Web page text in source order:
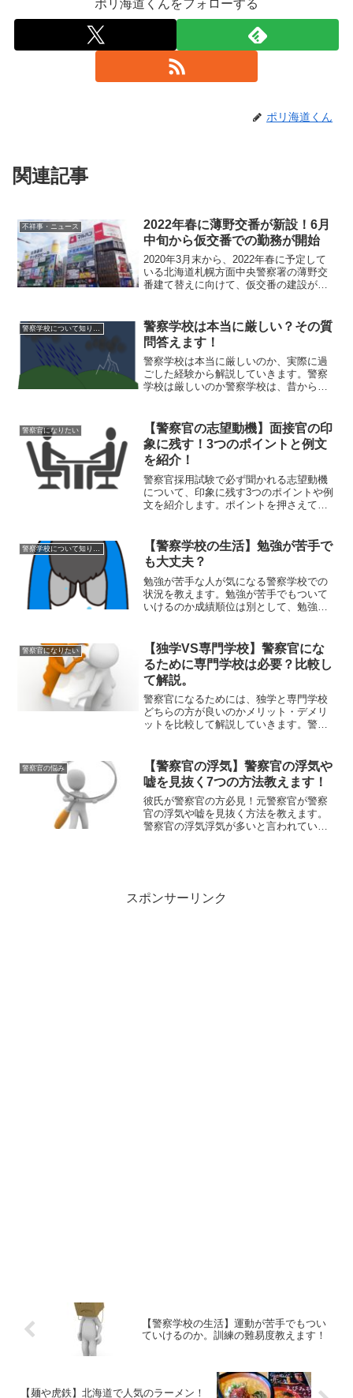
ポリ海道くんをフォローする
ポリ海道くん
関連記事
不祥事・ニュース
2022年春に薄野交番が新設！6月
中旬から仮交番での勤務が開始
2020年3月末から、2022年春に予定して
いる北海道札幌方面中央警察署の薄野交
番建て替えに向けて、仮交番の建設が進
警察署の薄野交番建て替えに向けて、仮
交番の建...
警察学校は本当に厳しい？その質
問答えます！
警察学校は本当に厳しいのか、実際に過
ごした経験から解説していきます。警察
学校は厳しいのか警察学校は、昔から地
気になりますよね。そこで、私が実際に
経験して感じたことなどを...
警察官になりたい
【警察官の志望動機】面接官の印
象に残す！3つのポイントと例文
を紹介！
警察官採用試験で必ず聞かれる志望動機
について、印象に残す3つのポイントや例
文を紹介します。ポイントを押さえてラ
おいて志望動機は、履歴書の記載と面接
時に必要になります。...
【警察学校の生活】勉強が苦手で
も大丈夫？
勉強が苦手な人が気になる警察学校での
状況を教えます。勉強が苦手でもついて
いけるのか成績順位は別として、勉強が
主に法律の知識や職務の執行方法を学ぶ
程度であり、複雑な数学の...
警察官になりたい
【独学VS専門学校】警察官にな
るために専門学校は必要？比較し
て解説。
警察官になるためには、独学と専門学校
どちらの方が良いのかメリット・デメリ
ットを比較して解説していきます。警察
格がなくても警察官になれます。そのた
め、前科があったり、規定...
警察官の悩み
【警察官の浮気】警察官の浮気や
嘘を見抜く7つの方法教えます！
彼氏が警察官の方必見！元警察官が警察
官の浮気や嘘を見抜く方法を教えます。
警察官の浮気浮気が多いと言われている
スポンサーリンク
【警察学校の生活】運動が苦手でもつい
ていけるのか。訓練の難易度教えます！
【麺や虎鉄】北海道で人気のラーメン！